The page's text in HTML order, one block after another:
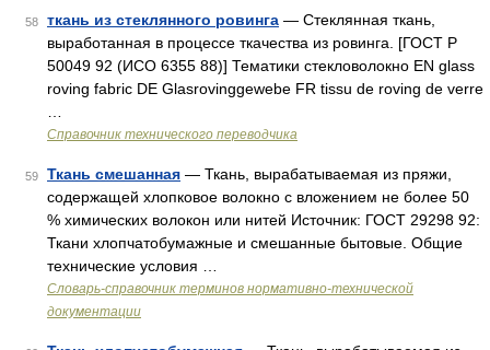
58 ткань из стеклянного ровинга — Стеклянная ткань,
выработанная в процессе ткачества из ровинга. [ГОСТ Р
50049 92 (ИСО 6355 88)] Тематики стекловолокно EN glass
roving fabric DE Glasrovinggewebe FR tissu de roving de verre
Справочник технического переводчика
59 Ткань смешанная — Ткань, вырабатываемая из пряжи,
содержащей хлопковое волокно с вложением не более 50
% химических волокон или нитей Источник: ГОСТ 29298 92:
Ткани хлопчатобумажные и смешанные бытовые. Общие
технические условия …
Словарь-справочник терминов нормативно-технической
документации